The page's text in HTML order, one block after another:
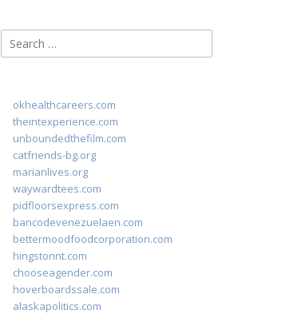
Search
for:
okhealthcareers.com
theintexperience.com
unboundedthefilm.com
catfriends-bg.org
marianlives.org
waywardtees.com
pidfloorsexpress.com
bancodevenezuelaen.com
bettermoodfoodcorporation.com
hingstonnt.com
chooseagender.com
hoverboardssale.com
alaskapolitics.com